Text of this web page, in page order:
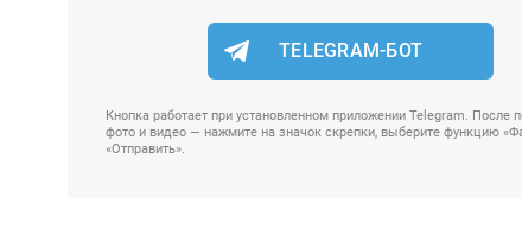
TELEGRAM-БОТ
Кнопка работает при установленном приложении Telegram. После
фото и видео — нажмите на значок скрепки, выберите функцию
«Отправить».